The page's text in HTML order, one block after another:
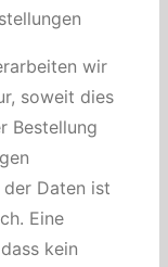
wir
soweit dies
Bestellung
Daten ist
Eine
kein